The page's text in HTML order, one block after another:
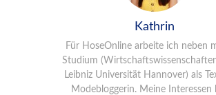
Kathrin
Für HoseOnline arbeite ich neben
Studium
Leibniz Universität Hannover) als
Modebloggerin. Meine Interessen